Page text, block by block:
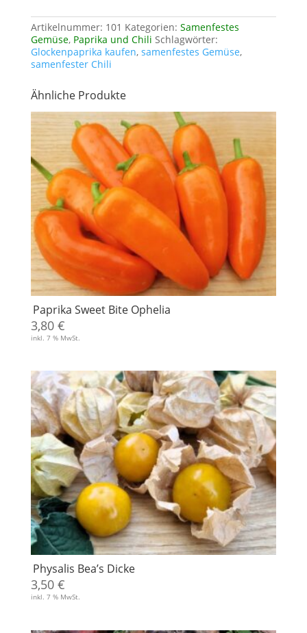
Artikelnummer: 101 Kategorien: Samenfestes
Gemüse, Paprika und Chili Schlagwörter:
Glockenpaprika kaufen, samenfestes Gemüse,
samenfester Chili
Ähnliche Produkte
Paprika Sweet Bite Ophelia
3,80 €
inkl. 7 % MwSt.
Physalis Bea’s Dicke
3,50 €
inkl. 7 % MwSt.